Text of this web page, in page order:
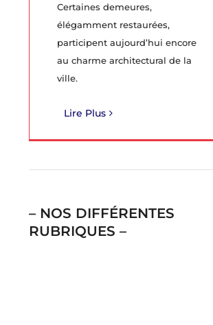
Certaines demeures,
élégamment restaurées,
participent aujourd’hui encore
au charme architectural de la
ville.
Lire Plus
– NOS DIFFÉRENTES
RUBRIQUES –